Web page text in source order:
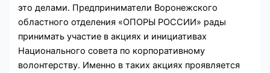
это делами. Предприниматели Воронежского
областного отделения «ОПОРЫ РОССИИ» рады
принимать участие в акциях и инициативах
Национального совета по корпоративному
волонтерству. Именно в таких акциях проявляется